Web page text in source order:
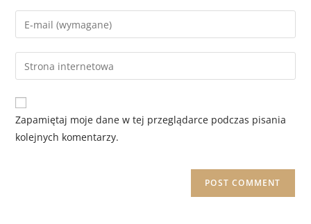
Zapamiętaj moje dane w tej przeglądarce podczas pisania
kolejnych komentarzy.